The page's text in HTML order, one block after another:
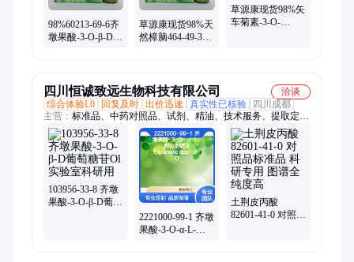
98%60213-69-6齐
墩果酸-3-O-β-D-
草源康现货98%天
然樟脑464-49-3对
草源康现货98%矢
车菊素-3-O-
四川恒诚致远生物科技有限公司
洽谈
综合体验L0
回复及时 出价迅速 真实性已核验
四川成都
主营： 标准品、中药对照品、试剂、精油、技术服务、提取定
制、化合物合成、分析检测、色谱柱、天然产物
103956-33-8 齐墩
果酸-3-O-β-D葡萄
2221000-99-1 齐墩
果酸-3-O-α-L-阿
土荆皮丙酸
82601-41-0 对照品